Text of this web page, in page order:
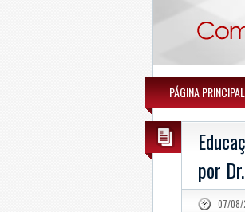
PÁGINA PRINCIPAL
por
07/08/